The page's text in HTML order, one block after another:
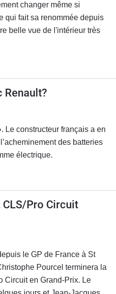
changer même si
qui fait sa renommée depuis
belle vue de l'intérieur très
Renault?
Le constructeur français a en
des batteries
électrique.
Pro Circuit
le GP de France à St
Pourcel terminera la
Circuit en Grand-Prix. Le